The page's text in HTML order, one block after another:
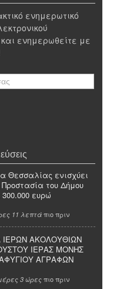
ενημερωτικό
ενημερωθείτε με
Θεσσαλίας ενισχύει
Προστασία του Δήμου
ευρώ
11 λεπτάπιο πριν
ΑΚΟΛΟΥΘΙΩΝ
ΙΕΡΑΣ ΜΟΝΗΣ
ΑΓΡΑΦΩΝ
3 ώρεςπιο πριν